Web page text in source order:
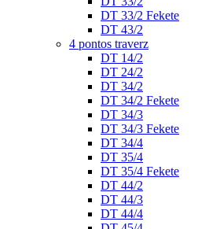
DT 33/2 Fekete
DT 43/2
4 pontos traverz
DT 14/2
DT 24/2
DT 34/2
DT 34/2 Fekete
DT 34/3
DT 34/3 Fekete
DT 34/4
DT 35/4
DT 35/4 Fekete
DT 44/2
DT 44/3
DT 44/4